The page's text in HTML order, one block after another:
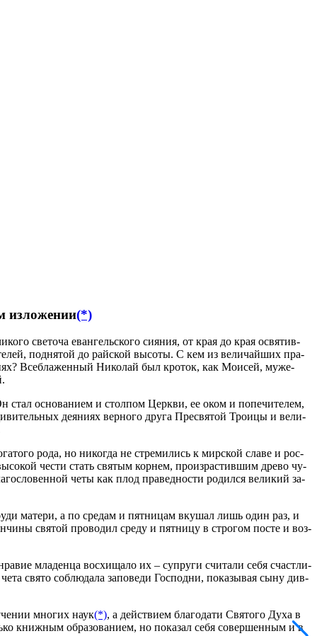
изложении(*)
све­то­ча еван­гель­ско­го си­я­ния, от края до края освя­тив­
под­ня­той до рай­ской вы­со­ты. С кем из ве­ли­чай­ших пра­
Все­б­ла­жен­ный Ни­ко­лай был кро­ток, как Мо­и­сей, му­же­
ос­но­ва­ни­ем и стол­пом Церк­ви, ее оком и по­пе­чи­те­лем,
де­я­ни­ях вер­но­го дру­га Пре­свя­той Тро­и­цы и ве­ли­
ро­да, но ни­ко­гда не стре­ми­лись к мир­ской сла­ве и рос­
че­сти стать свя­тым кор­нем, про­из­рас­тив­шим дре­во чу­
че­ты как плод пра­вед­но­сти ро­дил­ся ве­ли­кий за­
ма­те­ри, а по сре­дам и пят­ни­цам вку­шал лишь один раз, и
свя­той про­во­дил сре­ду и пят­ни­цу в стро­гом по­сте и воз­
мла­ден­ца вос­хи­ща­ло их – су­пру­ги счи­та­ли се­бя счаст­ли­
свя­то со­блю­да­ла за­по­ве­ди Гос­под­ни, по­ка­зы­вая сы­ну див­
мно­гих на­ук(*), а дей­стви­ем бла­го­да­ти Свя­то­го Ду­ха в
книж­ным об­ра­зо­ва­ни­ем, но по­ка­зал се­бя со­вер­шен­ным и в